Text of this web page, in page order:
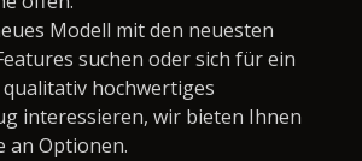
Modell mit den neuesten
suchen oder sich für ein
hochwertiges
interessieren, wir bieten Ihnen
an Optionen.